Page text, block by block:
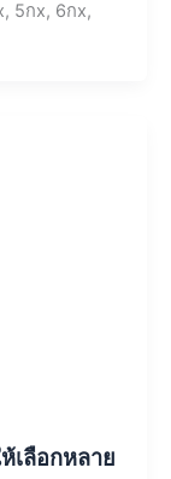
5กx, 6กx,
เลือกหลาย